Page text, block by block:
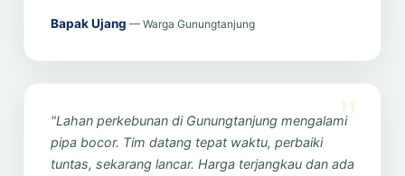
Bapak Ujang — Warga Gunungtanjung
"Lahan perkebunan di Gunungtanjung mengalami
pipa bocor. Tim datang tepat waktu, perbaiki
tuntas, sekarang lancar. Harga terjangkau dan ada